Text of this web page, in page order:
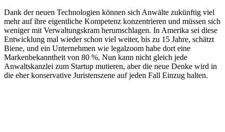
Dank der neuen Technologien können sich Anwälte zukünftig viel
mehr auf ihre eigentliche Kompetenz konzentrieren und müssen sich
weniger mit Verwaltungskram herumschlagen. In Amerika sei diese
Entwicklung mal wieder schon viel weiter, bis zu 15 Jahre, schätzt
Biene, und ein Unternehmen wie legalzoom habe dort eine
Markenbekanntheit von 80 %. Nun kann nicht gleich jede
Anwaltskanzlei zum Startup mutieren, aber die neue Denke wird in
die eher konservative Juristenszene auf jeden Fall Einzug halten.